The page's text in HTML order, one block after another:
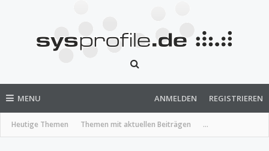
MENU
Heutige Themen Themen mit aktuellen Beiträgen ...
ANMELDEN REGISTRIEREN